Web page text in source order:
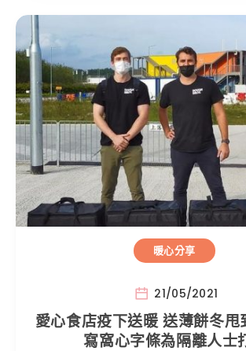
暖心分享
21/05/2021
愛心食店疫下送暖 送薄餅冬甩
寫窩心字條為隔離人士